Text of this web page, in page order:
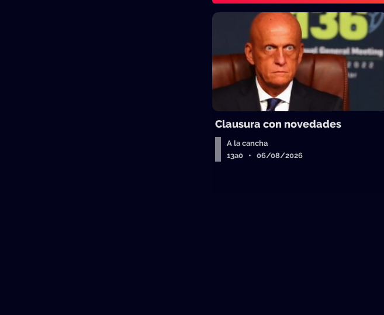
Clausura con novedades
A la cancha
13a0 • 06/08/2026